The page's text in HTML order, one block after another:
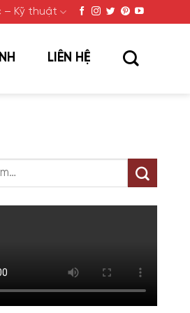
– Kỹ thuật
LIÊN HỆ